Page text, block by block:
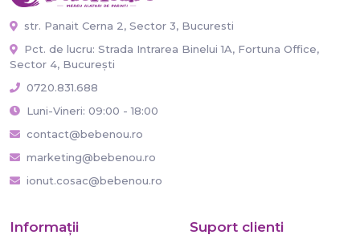
str. Panait Cerna 2, Sector 3, Bucuresti
Pct. de lucru: Strada Intrarea Binelui 1A, Fortuna Office,
Sector 4, București
0720.831.688
Luni-Vineri: 09:00 - 18:00
contact@bebenou.ro
marketing@bebenou.ro
ionut.cosac@bebenou.ro
Informaţii Suport clienti